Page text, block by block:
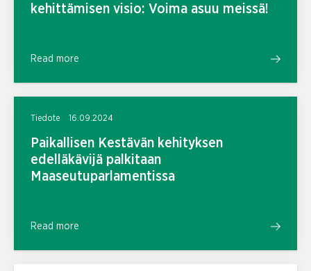
kehittämisen visio: Voima asuu meissä!
Read more
Tiedote 16.09.2024
Paikallisen Kestävän kehityksen
edelläkävijä palkitaan
Maaseutuparlamentissa
Read more